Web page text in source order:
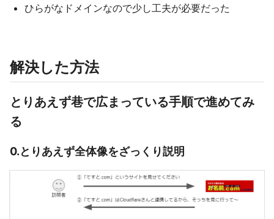
ひらがなドメインなので少し工夫が必要だった
解決した方法
とりあえず巷で広まっている手順で進めてみ
る
0.とりあえず全体像をざっくり説明